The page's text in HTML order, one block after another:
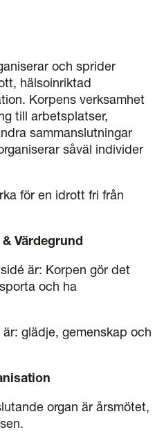
och sprider
hälsoinriktad
Korpens verksamhet
till arbetsplatser,
sammanslutningar
såväl individer
för en idrott fri från
Värdegrund
är: Korpen gör det
och ha
glädje, gemenskap och
organ är årsmötet,